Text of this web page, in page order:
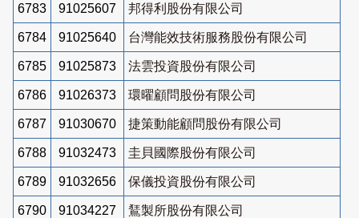
6783 91025607 邦得利股份有限公司
6784 91025640 台灣能效技術服務股份有限公司
6785 91025873 法雲投資股份有限公司
6786 91026373 環曜顧問股份有限公司
6787 91030670 捷策動能顧問股份有限公司
6788 91032473 圭貝國際股份有限公司
6789 91032656 保儀投資股份有限公司
6790 91034227 鵟製所股份有限公司